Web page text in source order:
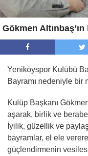
Gökmen
Yeniköyspor Kulübü
Bayramı nedeniyle bir
Kulüp Başkanı
aşarak, birlik ve
İyilik, güzellik ve
bayramlar, el ele
güçlendirmenin